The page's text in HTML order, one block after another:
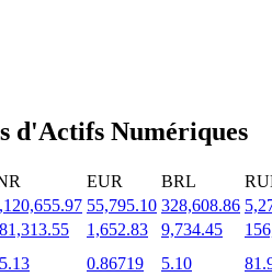
des jetons populaires
d'Actifs Numériques
EUR BRL
55,795.10 328,608.86
1,652.83 9,734.45
0.86719 5.10